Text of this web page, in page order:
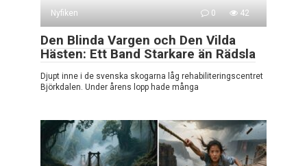
Nyfiken
0 42
Den Blinda Vargen och Den Vilda
Hästen: Ett Band Starkare än Rädsla
Djupt inne i de svenska skogarna låg rehabiliteringscentret
Björkdalen. Under årens lopp hade många